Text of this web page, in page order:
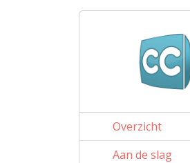
Overzicht
Aan de slag